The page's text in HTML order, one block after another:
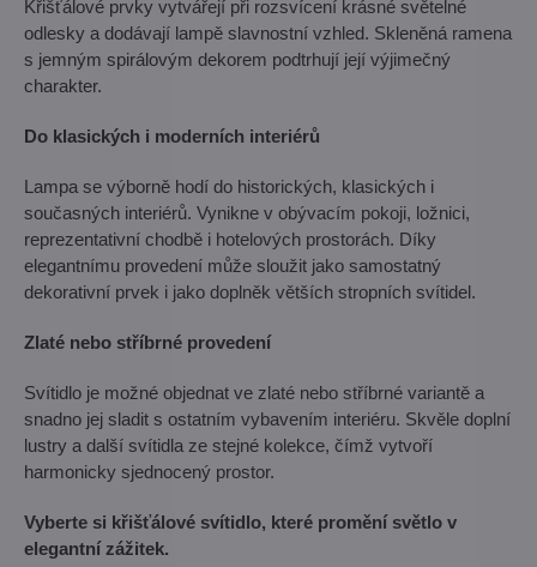
Křišťálové prvky vytvářejí při rozsvícení krásné světelné
odlesky a dodávají lampě slavnostní vzhled. Skleněná ramena
s jemným spirálovým dekorem podtrhují její výjimečný
charakter.
Do klasických i moderních interiérů
Lampa se výborně hodí do historických, klasických i
současných interiérů. Vynikne v obývacím pokoji, ložnici,
reprezentativní chodbě i hotelových prostorách. Díky
elegantnímu provedení může sloužit jako samostatný
dekorativní prvek i jako doplněk větších stropních svítidel.
Zlaté nebo stříbrné provedení
Svítidlo je možné objednat ve zlaté nebo stříbrné variantě a
snadno jej sladit s ostatním vybavením interiéru. Skvěle doplní
lustry a další svítidla ze stejné kolekce, čímž vytvoří
harmonicky sjednocený prostor.
Vyberte si křišťálové svítidlo, které promění světlo v
elegantní zážitek.